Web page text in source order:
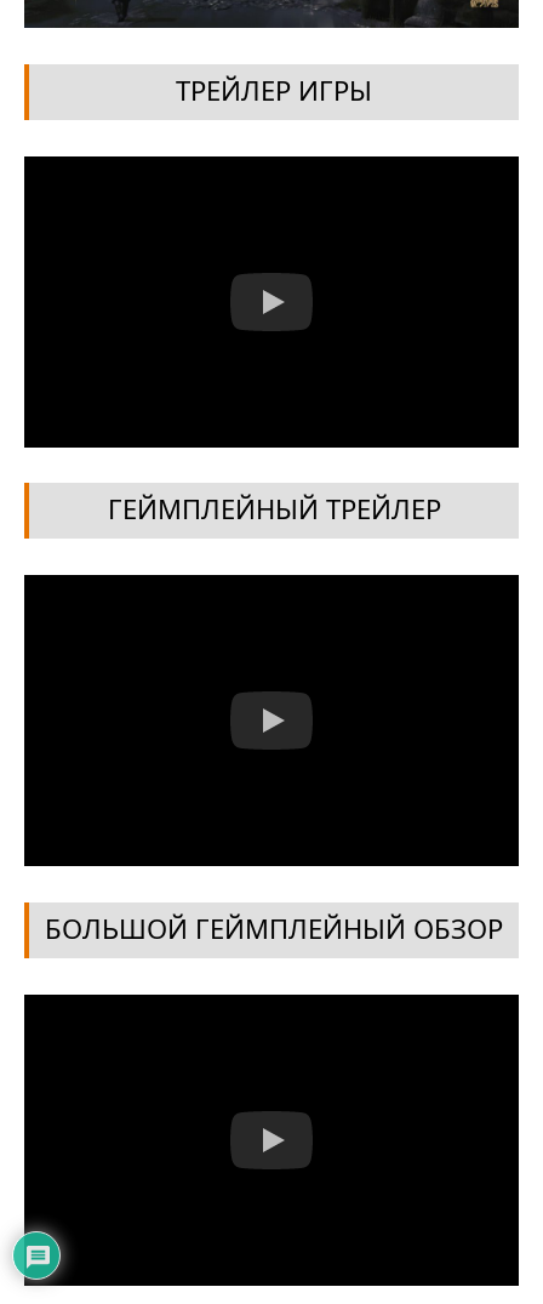
ТРЕЙЛЕР ИГРЫ
ГЕЙМПЛЕЙНЫЙ ТРЕЙЛЕР
БОЛЬШОЙ ГЕЙМПЛЕЙНЫЙ ОБЗОР